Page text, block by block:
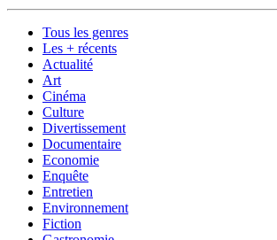
Tous les genres
Les + récents
Actualité
Art
Cinéma
Culture
Divertissement
Documentaire
Economie
Enquête
Entretien
Environnement
Fiction